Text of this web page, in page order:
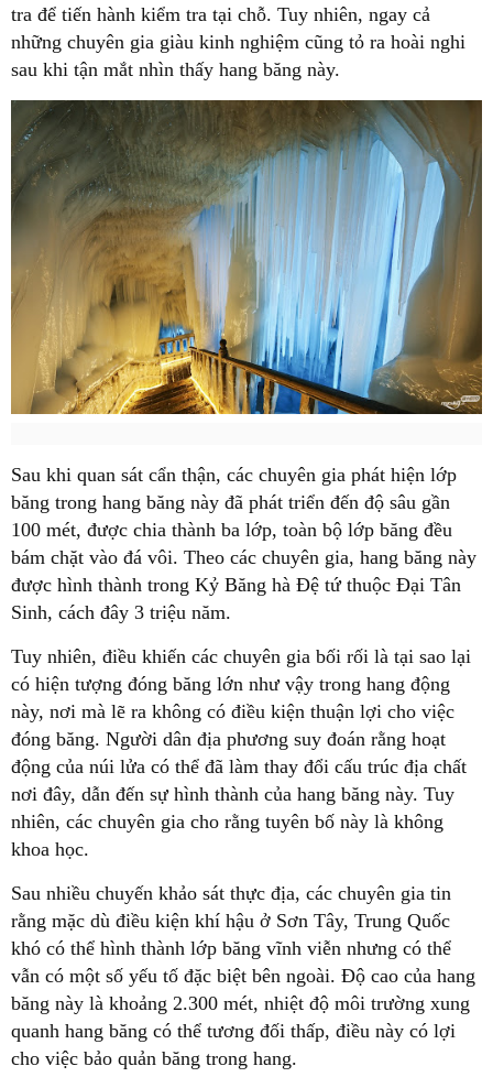
tra để tiến hành kiểm tra tại chỗ. Tuy nhiên, ngay cả
những chuyên gia giàu kinh nghiệm cũng tỏ ra hoài nghi
sau khi tận mắt nhìn thấy hang băng này.
Sau khi quan sát cẩn thận, các chuyên gia phát hiện lớp
băng trong hang băng này đã phát triển đến độ sâu gần
100 mét, được chia thành ba lớp, toàn bộ lớp băng đều
bám chặt vào đá vôi. Theo các chuyên gia, hang băng này
được hình thành trong Kỷ Băng hà Đệ tứ thuộc Đại Tân
Sinh, cách đây 3 triệu năm.
Tuy nhiên, điều khiến các chuyên gia bối rối là tại sao lại
có hiện tượng đóng băng lớn như vậy trong hang động
này, nơi mà lẽ ra không có điều kiện thuận lợi cho việc
đóng băng. Người dân địa phương suy đoán rằng hoạt
động của núi lửa có thể đã làm thay đổi cấu trúc địa chất
nơi đây, dẫn đến sự hình thành của hang băng này. Tuy
nhiên, các chuyên gia cho rằng tuyên bố này là không
khoa học.
Sau nhiều chuyến khảo sát thực địa, các chuyên gia tin
rằng mặc dù điều kiện khí hậu ở Sơn Tây, Trung Quốc
khó có thể hình thành lớp băng vĩnh viễn nhưng có thể
vẫn có một số yếu tố đặc biệt bên ngoài. Độ cao của hang
băng này là khoảng 2.300 mét, nhiệt độ môi trường xung
quanh hang băng có thể tương đối thấp, điều này có lợi
cho việc bảo quản băng trong hang.